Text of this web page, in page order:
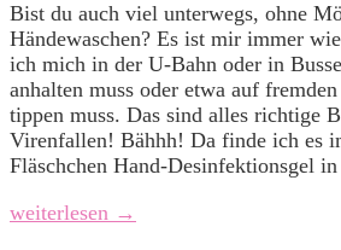
Bist du auch viel unterwegs, ohne
Händewaschen? Es ist mir immer
ich mich in der U-Bahn oder in
anhalten muss oder etwa auf
tippen muss. Das sind alles richtige
Virenfallen! Bähhh! Da finde ich es
Fläschchen Hand-Desinfektionsgel
weiterlesen →